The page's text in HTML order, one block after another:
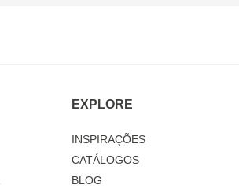
EXPLORE
INSPIRAÇÕES
CATÁLOGOS
BLOG